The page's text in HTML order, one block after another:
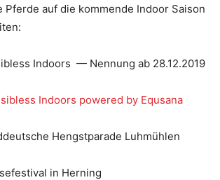
Pferde auf die kommende Indoor Saison
Indoors — Nennung ab 28.12.2019
Indoors powered by Equsana
Hengstparade Luhmühlen
in Herning